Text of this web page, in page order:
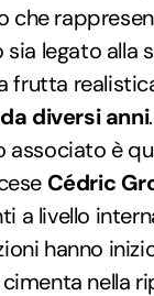
che
sia legato alla
frutta
diversi anni
associato è
Cédric
a livello
hanno
nella